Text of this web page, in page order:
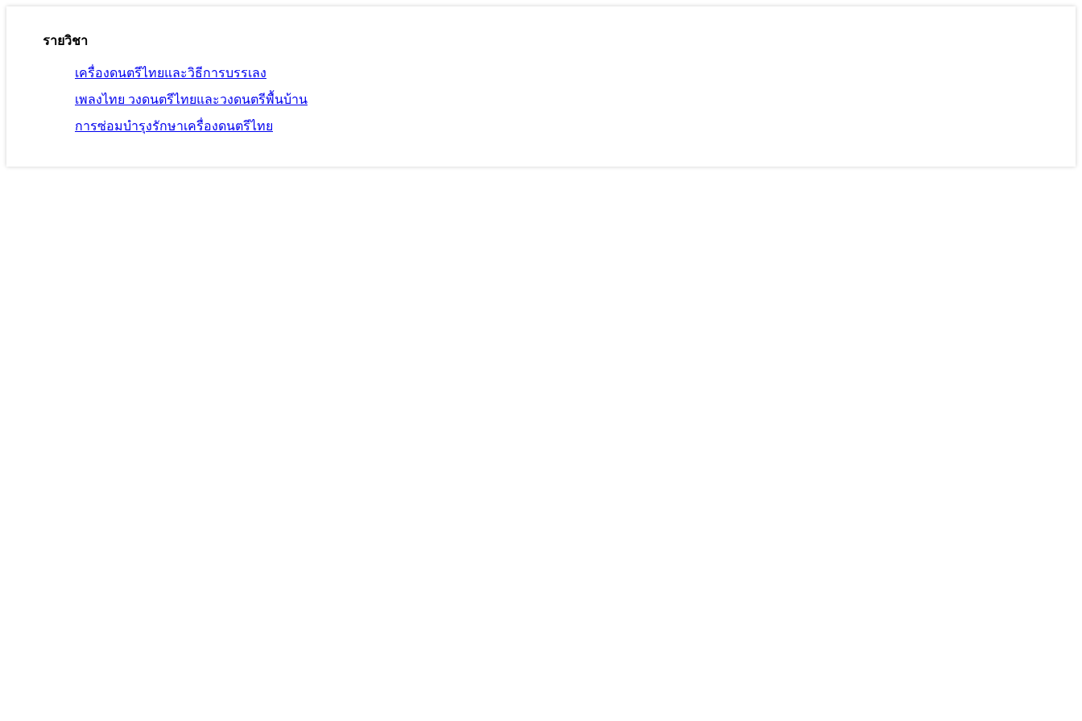
รายวิชา
เครื่องดนตรีไทยและวิธีการบรรเลง
เพลงไทย วงดนตรีไทยและวงดนตรีพื้นบ้าน
การซ่อมบำรุงรักษาเครื่องดนตรีไทย